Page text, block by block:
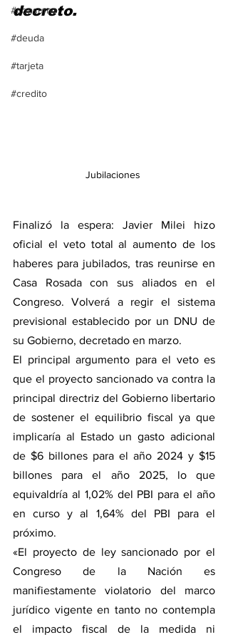
#consumo
#deuda
#tarjeta
#credito
decreto.
Jubilaciones
Finalizó la espera: Javier Milei hizo
oficial el veto total al aumento de los
haberes para jubilados, tras reunirse en
Casa Rosada con sus aliados en el
Congreso. Volverá a regir el sistema
previsional establecido por un DNU de
su Gobierno, decretado en marzo.
El principal argumento para el veto es
que el proyecto sancionado va contra la
principal directriz del Gobierno libertario
de sostener el equilibrio fiscal ya que
implicaría al Estado un gasto adicional
de $6 billones para el año 2024 y $15
billones para el año 2025, lo que
equivaldría al 1,02% del PBI para el año
en curso y al 1,64% del PBI para el
próximo.
«El proyecto de ley sancionado por el
Congreso de la Nación es
manifiestamente violatorio del marco
jurídico vigente en tanto no contempla
el impacto fiscal de la medida ni